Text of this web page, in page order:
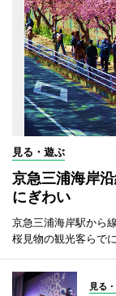
見る・遊ぶ
京急三浦海岸
にぎわい
京急三浦海岸駅から
桜見物の観光客らで
見る